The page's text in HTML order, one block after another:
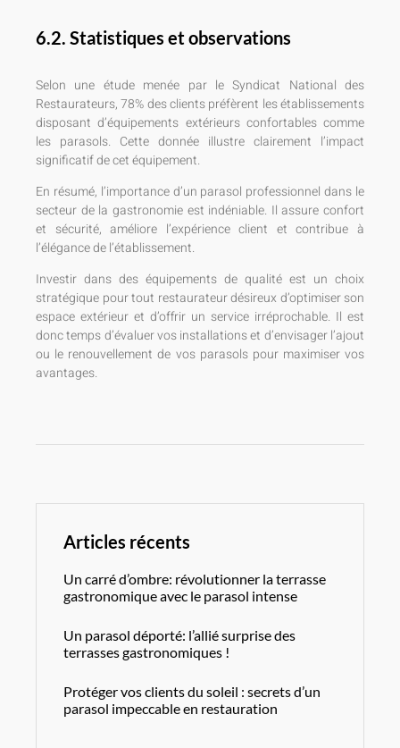
6.2. Statistiques et observations
Selon une étude menée par le Syndicat National des
Restaurateurs, 78% des clients préfèrent les établissements
disposant d’équipements extérieurs confortables comme
les parasols. Cette donnée illustre clairement l’impact
significatif de cet équipement.
En résumé, l’importance d’un parasol professionnel dans le
secteur de la gastronomie est indéniable. Il assure confort
et sécurité, améliore l’expérience client et contribue à
l’élégance de l’établissement.
Investir dans des équipements de qualité est un choix
stratégique pour tout restaurateur désireux d’optimiser son
espace extérieur et d’offrir un service irréprochable. Il est
donc temps d’évaluer vos installations et d’envisager l’ajout
ou le renouvellement de vos parasols pour maximiser vos
avantages.
Articles récents
Un carré d’ombre: révolutionner la terrasse
gastronomique avec le parasol intense
Un parasol déporté: l’allié surprise des
terrasses gastronomiques !
Protéger vos clients du soleil : secrets d’un
parasol impeccable en restauration